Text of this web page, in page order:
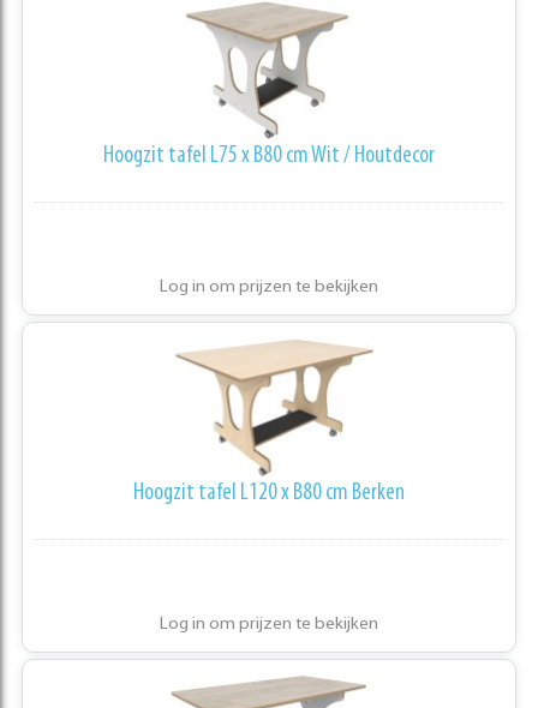
Hoogzit tafel L75 x B80 cm Wit / Houtdecor
Log in om prijzen te bekijken
Hoogzit tafel L120 x B80 cm Berken
Log in om prijzen te bekijken